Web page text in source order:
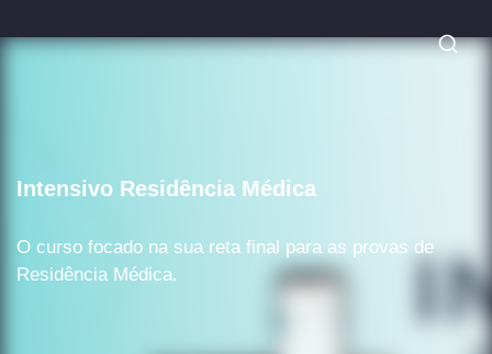
Intensivo Residência Médica
O curso focado na sua reta final para as provas de
Residência Médica.